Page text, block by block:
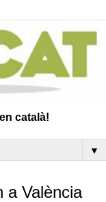
català!
▼
a València